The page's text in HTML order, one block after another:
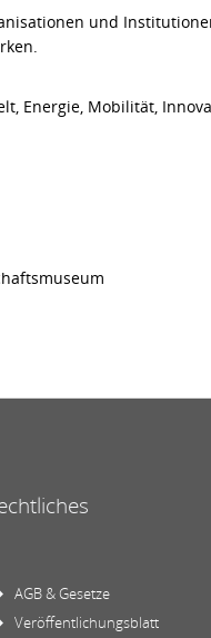
und
Energie, Mobilität,
AGB & Gesetze
Veröffentlichungsblatt